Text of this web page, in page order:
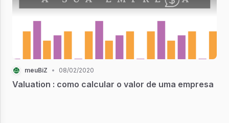
meuBiZ • 08/02/2020
Valuation : como calcular o valor de uma empresa